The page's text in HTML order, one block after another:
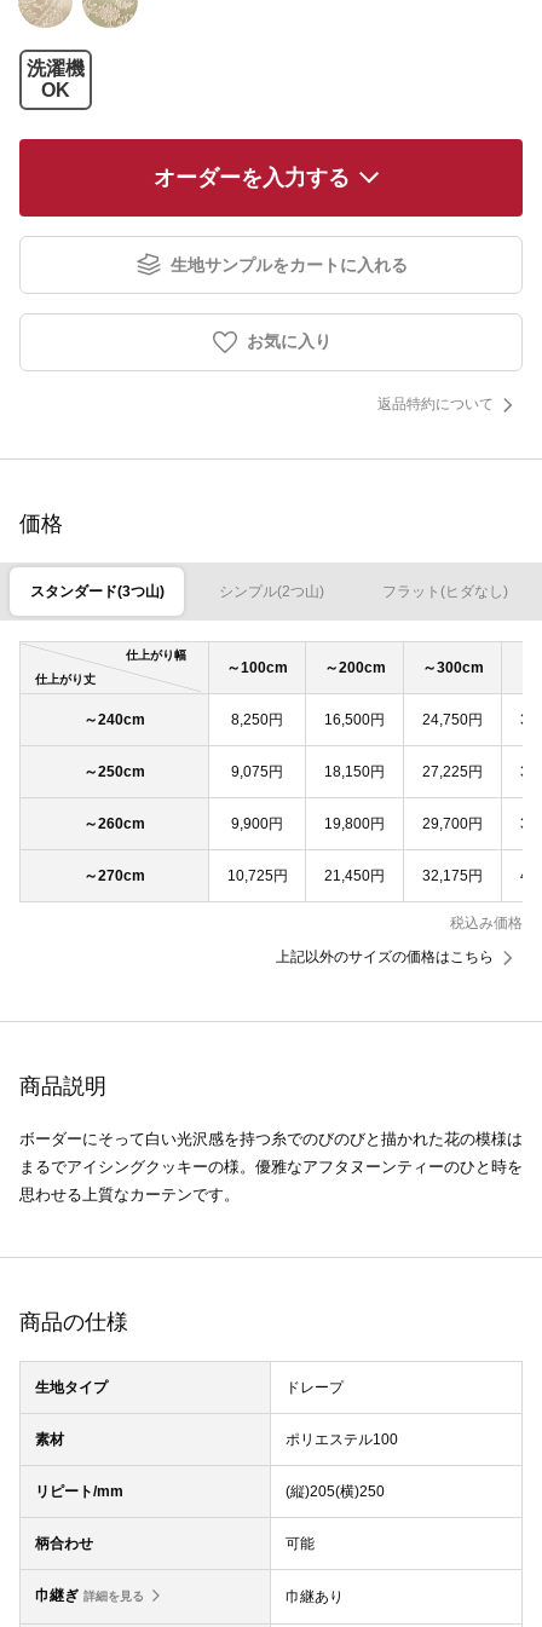
洗濯機
OK
オーダーを入力する
生地サンプルをカートに入れる
お気に入り
返品特約について
価格
スタンダード(3つ山) シンプル(2つ山) フラット(ヒダなし)
仕上がり幅
仕上がり丈
～100cm ～200cm ～300cm
～240cm 8,250円 16,500円 24,750円
～250cm 9,075円 18,150円 27,225円
～260cm 9,900円 19,800円 29,700円
～270cm 10,725円 21,450円 32,175円
税込み価格
上記以外のサイズの価格はこちら
商品説明
ボーダーにそって白い光沢感を持つ糸でのびのびと描かれた花の模様は
まるでアイシングクッキーの様。優雅なアフタヌーンティーのひと時を
思わせる上質なカーテンです。
商品の仕様
生地タイプ ドレープ
素材 ポリエステル100
リピート/mm (縦)205(横)250
柄合わせ 可能
巾継ぎ 詳細を見る 巾継あり